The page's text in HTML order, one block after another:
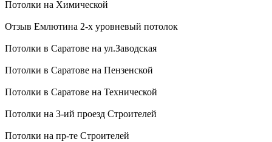
Потолки на Химической
Отзыв Емлютина 2-х уровневый потолок
Потолки в Саратове на ул.Заводская
Потолки в Саратове на Пензенской
Потолки в Саратове на Технической
Потолки на 3-ий проезд Строителей
Потолки на пр-те Строителей